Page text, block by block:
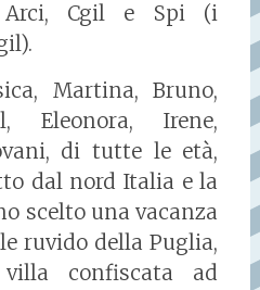
Arci, Cgil e Spi (i
Martina, Bruno,
Eleonora, Irene,
di tutte le età,
dal nord Italia e la
scelto una vacanza
ruvido della Puglia,
confiscata ad